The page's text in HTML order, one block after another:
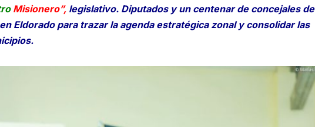
Misionero”, legislativo. Diputados y un centenar de concejales de
Eldorado para trazar la agenda estratégica zonal y consolidar las